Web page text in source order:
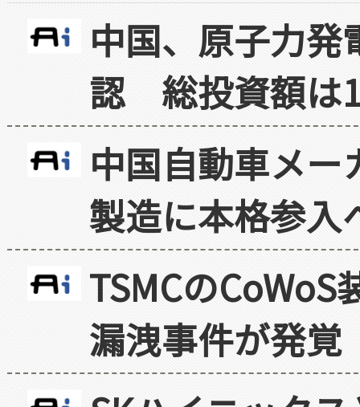
中国、原子力
認 総投資額は
中国自動車メ
製造に本格参入
TSMCの
漏洩事件が発覚